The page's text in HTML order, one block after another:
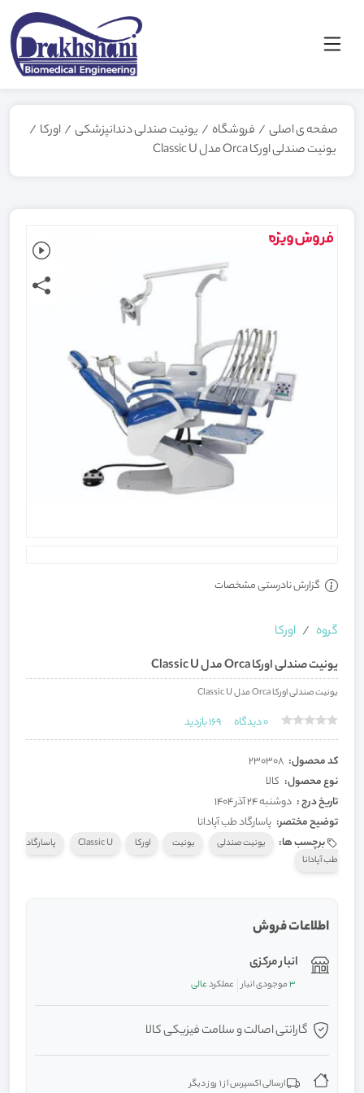
صفحه ی اصلی / فروشگاه / یونیت صندلی دندانپزشکی / اورکا /
یونیت صندلی اورکا Orca مدل Classic U
گزارش نادرستی مشخصات
گروه
اورکا
یونیت صندلی اورکا Orca مدل Classic U
یونیت صندلی اورکا Orca مدل Classic U
0دیدگاه 169بازدید
کد محصول: 230308
نوع محصول: کالا
تاریخ درج : دوشنبه 24 آذر 1404
توضیح مختصر: پاسارگاد طب آپادانا
برچسب ها:
یونیت صندلی یونیت اورکا Classic U
پاسارگاد
طب آپادانا
اطلاعات فروش
انبار مرکزی
3موجودی انبار عملکردعالی
گارانتی اصالت و سلامت فیزیکی کالا
ارسالی اکسپرس از 1 روز دیگر